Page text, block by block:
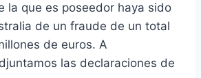
la que es poseedor haya sido
de un fraude de un total
de euros. A
las declaraciones de